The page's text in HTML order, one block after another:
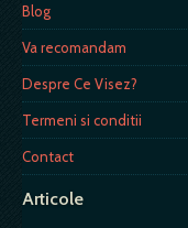
Blog
Va recomandam
Despre Ce Visez?
Termeni si conditii
Contact
Articole